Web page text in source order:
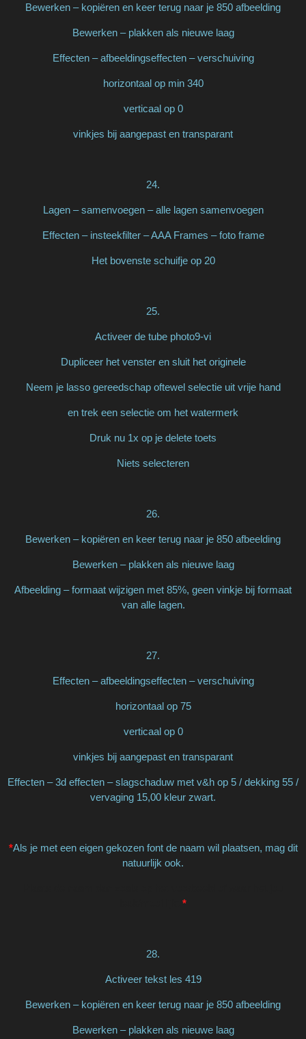
Bewerken – kopiëren en keer terug naar je 850 afbeelding
Bewerken – plakken als nieuwe laag
Effecten – afbeeldingseffecten – verschuiving
horizontaal op min 340
verticaal op 0
vinkjes bij aangepast en transparant
24.
Lagen – samenvoegen – alle lagen samenvoegen
Effecten – insteekfilter – AAA Frames – foto frame
Het bovenste schuifje op 20
25.
Activeer de tube photo9-vi
Dupliceer het venster en sluit het originele
Neem je lasso gereedschap oftewel selectie uit vrije hand
en trek een selectie om het watermerk
Druk nu 1x op je delete toets
Niets selecteren
26.
Bewerken – kopiëren en keer terug naar je 850 afbeelding
Bewerken – plakken als nieuwe laag
Afbeelding – formaat wijzigen met 85%, geen vinkje bij formaat
van alle lagen.
27.
Effecten – afbeeldingseffecten – verschuiving
horizontaal op 75
verticaal op 0
vinkjes bij aangepast en transparant
Effecten – 3d effecten – slagschaduw met v&h op 5 / dekking 55 /
vervaging 15,00 kleur zwart.
*Als je met een eigen gekozen font de naam wil plaatsen, mag dit
natuurlijk ook.
*
28.
Activeer tekst les 419
Bewerken – kopiëren en keer terug naar je 850 afbeelding
Bewerken – plakken als nieuwe laag